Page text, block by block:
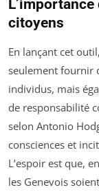
citoyens
En lançant cet
seulement fournir
individus, mais
de responsabilité
selon Antonio
consciences et
L’espoir est que,
les Genevois